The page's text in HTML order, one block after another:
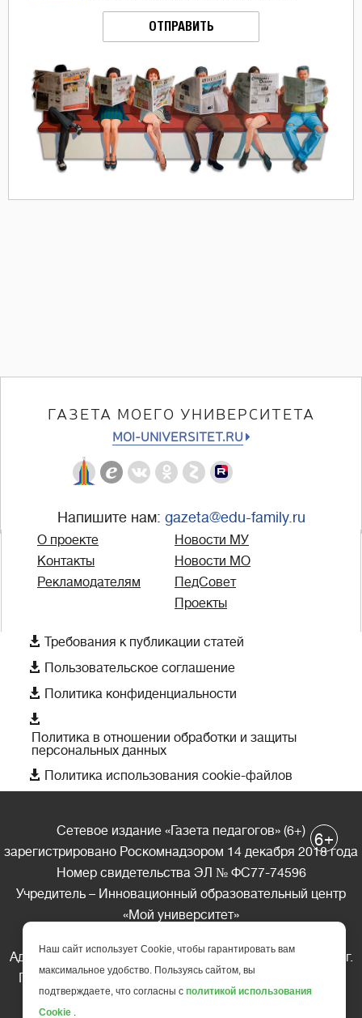
ОТПРАВИТЬ
ГАЗЕТА МОЕГО УНИВЕРСИТЕТА
MOI-UNIVERSITET.RU
Напишите нам: gazeta@edu-family.ru
О проекте
Контакты
Рекламодателям
Новости МУ
Новости МО
ПедСовет
Проекты
 Требования к публикации статей
 Пользовательское соглашение
 Политика конфиденциальности

Политика в отношении обработки и защиты
персональных данных
 Политика использования cookie-файлов
Сетевое издание «Газета педагогов» (6+)
зарегистрировано Роскомнадзором 14 декабря 2018 года
Номер свидетельства ЭЛ № ФС77-74596
Учредитель – Инновационный образовательный центр
«Мой университет»
Адрес редакции: 185035 Россия, Республика Карелия, г.
Петрозаводск, ул. Фридриха Энгельса д.10, офис 211
Телефон редакции: +7 (499) 685-10-45
6+
Наш сайт использует Cookie, чтобы гарантировать вам
максимальное удобство. Пользуясь сайтом, вы
подтверждаете, что согласны с политикой использования
Cookie .